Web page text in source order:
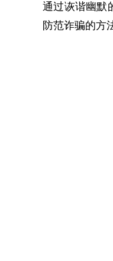
通过诙谐幽默
防范诈骗的方